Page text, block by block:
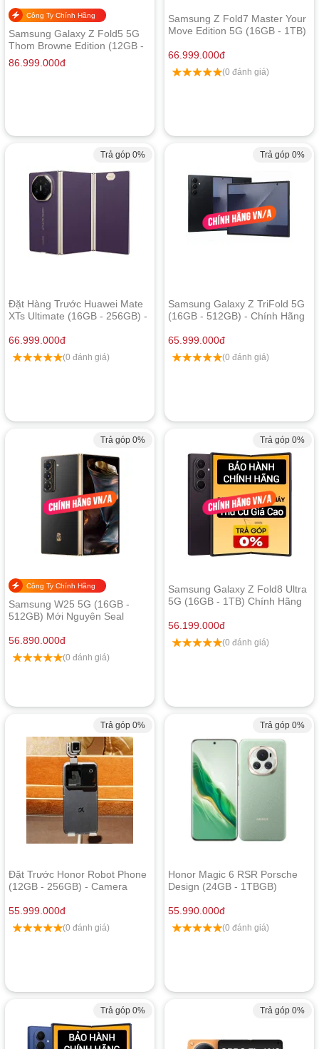
Công Ty Chính Hãng
Samsung Galaxy Z Fold5 5G
Thom Browne Edition (12GB -
512GB) - Chính Hãng
86.999.000đ
Samsung Z Fold7 Master Your
Move Edition 5G (16GB - 1TB)
66.999.000đ
(0 đánh giá)
Trả góp 0%
Đặt Hàng Trước Huawei Mate
XTs Ultimate (16GB - 256GB) -
66.999.000đ
(0 đánh giá)
Trả góp 0%
Samsung Galaxy Z TriFold 5G
(16GB - 512GB) - Chính Hãng
65.999.000đ
(0 đánh giá)
Trả góp 0%
Công Ty Chính Hãng
Samsung W25 5G (16GB -
512GB) Mới Nguyên Seal
56.890.000đ
(0 đánh giá)
Trả góp 0%
Samsung Galaxy Z Fold8 Ultra
5G (16GB - 1TB) Chính Hãng
56.199.000đ
(0 đánh giá)
Trả góp 0%
Đặt Trước Honor Robot Phone
(12GB - 256GB) - Camera
55.999.000đ
(0 đánh giá)
Trả góp 0%
Honor Magic 6 RSR Porsche
Design (24GB - 1TBGB)
55.990.000đ
(0 đánh giá)
Trả góp 0% Trả góp 0%